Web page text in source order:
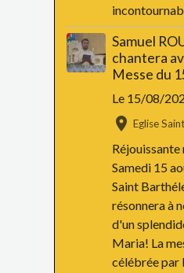
Samuel
chantera
Messe du
Le 15/08/
Eglise
Réjouissante
Samedi 15
Saint
résonnera à
d'un
Maria! La
célébrée par